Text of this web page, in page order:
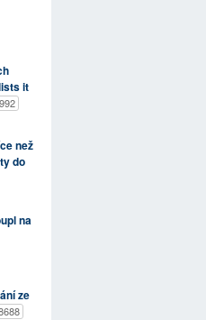
it
než
do
na
ze